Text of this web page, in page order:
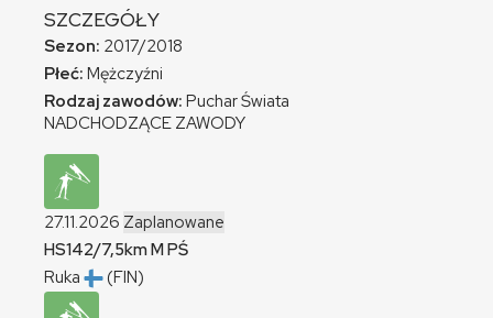
SZCZEGÓŁY
Sezon: 2017/2018
Płeć: Mężczyźni
Rodzaj zawodów: Puchar Świata
NADCHODZĄCE ZAWODY
27.11.2026 Zaplanowane
HS142/7,5kmMPŚ
Ruka
(FIN)